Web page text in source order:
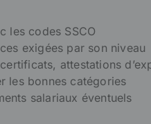
les codes SSCO
exigées par son niveau
attestations
les bonnes catégories
salariaux éventuels